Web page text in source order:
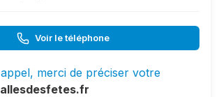
Voir le téléphone
merci de préciser votre